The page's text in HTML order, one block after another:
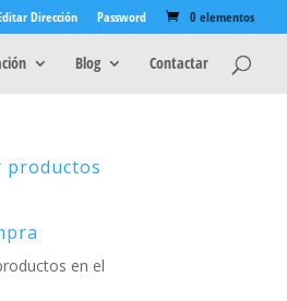
Dirección Password 0 elementos
Blog Contactar
productos
en el